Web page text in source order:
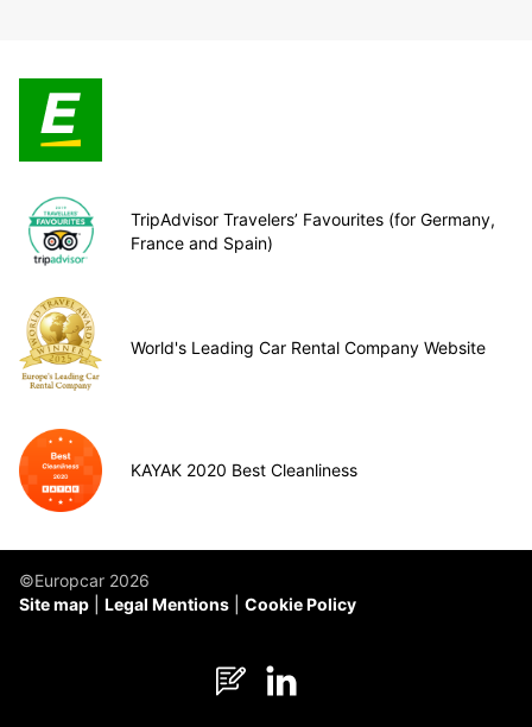
TripAdvisor Travelers’ Favourites (for Germany,
France and Spain)
World's Leading Car Rental Company Website
KAYAK 2020 Best Cleanliness
©Europcar 2026
Site map
Legal Mentions Cookie Policy